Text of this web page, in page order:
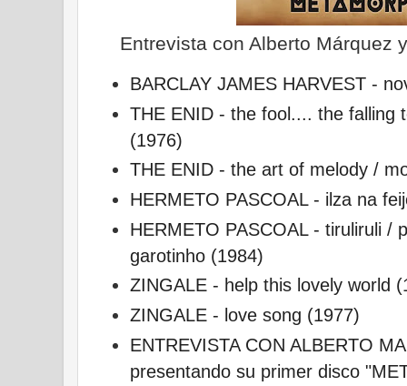
Entrevista con Alberto Márquez
BARCLAY JAMES HARVEST -
THE ENID - the fool.... the falling
(1976)
THE ENID - the art of melody /
HERMETO PASCOAL - ilza na
HERMETO PASCOAL - tiruliruli /
garotinho (1984)
ZINGALE - help this lovely world
ZINGALE - love song (1977)
ENTREVISTA CON ALBERTO
presentando su primer disco